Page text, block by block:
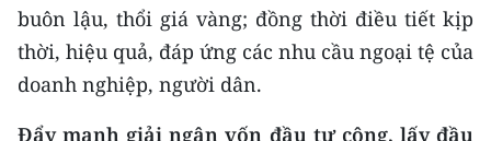
buôn lậu, thổi giá vàng; đồng thời điều tiết kịp
thời, hiệu quả, đáp ứng các nhu cầu ngoại tệ của
doanh nghiệp, người dân.
Đẩy mạnh giải ngân vốn đầu tư công, lấy đầu